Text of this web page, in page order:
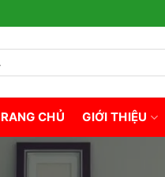
CHỦ GIỚI THIỆU